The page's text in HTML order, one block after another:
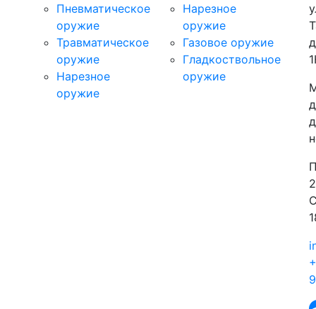
Пневматическое
оружие
Травматическое
оружие
Нарезное
оружие
Нарезное
оружие
Газовое оружие
Гладкоствольное
оружие